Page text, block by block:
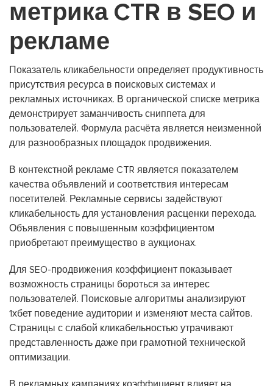
метрика CTR в SEO и
рекламе
Показатель кликабельности определяет продуктивность
присутствия ресурса в поисковых системах и
рекламных источниках. В органической списке метрика
демонстрирует заманчивость сниппета для
пользователей. Формула расчёта является неизменной
для разнообразных площадок продвижения.
В контекстной рекламе CTR является показателем
качества объявлений и соответствия интересам
посетителей. Рекламные сервисы задействуют
кликабельность для установления расценки перехода.
Объявления с повышенным коэффициентом
приобретают преимущество в аукционах.
Для SEO-продвижения коэффициент показывает
возможность страницы бороться за интерес
пользователей. Поисковые алгоритмы анализируют
1хбет поведение аудитории и изменяют места сайтов.
Страницы с слабой кликабельностью утрачивают
представленность даже при грамотной технической
оптимизации.